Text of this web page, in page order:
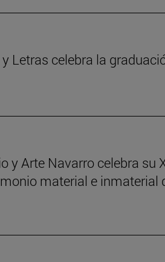
Letras celebra la
y Arte Navarro celebra su
material e inmaterial